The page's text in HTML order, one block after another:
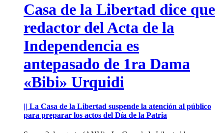
Casa de la Libertad dice que
redactor del Acta de la
Independencia es
antepasado de 1ra Dama
«Bibi» Urquidi
|| La Casa de la Libertad suspende la atención al público
para preparar los actos del Día de la Patria